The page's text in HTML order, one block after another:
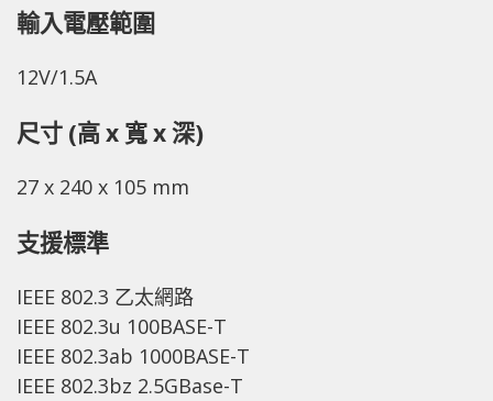
輸入電壓範圍
12V/1.5A
尺寸 (高 x 寬 x 深)
27 x 240 x 105 mm
支援標準
IEEE 802.3 乙太網路
IEEE 802.3u 100BASE-T
IEEE 802.3ab 1000BASE-T
IEEE 802.3bz 2.5GBase-T